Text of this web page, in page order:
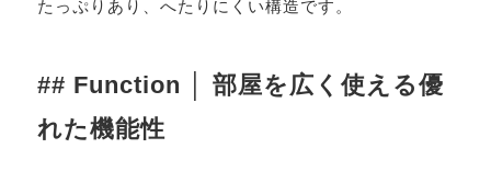
たっぷりあり、へたりにくい構造です。
## Function │ 部屋を広く使える優
れた機能性